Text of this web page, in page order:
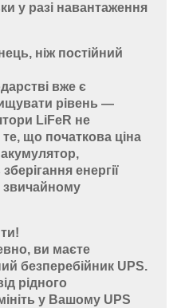
у разі навантаження
ніж постійний
вже є
рівень —
LiFeR не
що початкова ціна
енергії
звичайному
ви маєте
безперебійник UPS.
рідного
у Вашому UPS